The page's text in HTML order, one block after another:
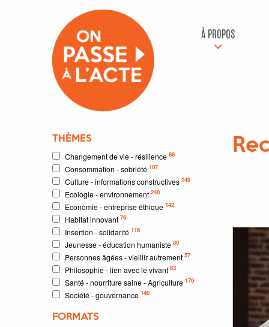
À PROPOS
THÈMES
Changement de vie - résilience 86
Consommation - sobriété 107
Culture - informations constructives 149
Ecologie - environnement 240
Economie - entreprise éthique 142
Habitat innovant 76
Insertion - solidarité 116
Jeunesse - éducation humaniste 80
Personnes âgées - vieillir autrement 57
Philosophie - lien avec le vivant 83
Santé - nourriture saine - Agriculture 170
Société - gouvernance 140
FORMATS